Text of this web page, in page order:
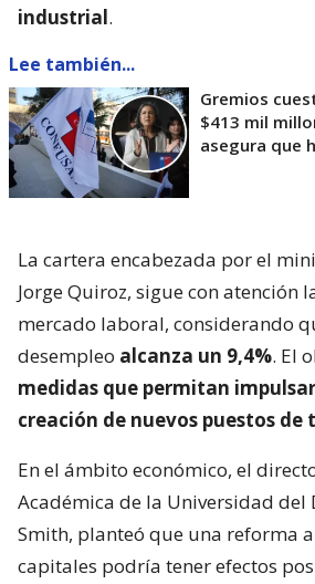
industrial.
Lee también...
Gremios
$413 mil
asegura que
La cartera encabezada por el
Jorge Quiroz, sigue con atención
mercado laboral, considerando
desempleo alcanza un 9,4%. El
medidas que permitan
creación de nuevos puestos de
En el ámbito económico, el
Académica de la Universidad del
Smith, planteó que una reforma
capitales podría tener efectos